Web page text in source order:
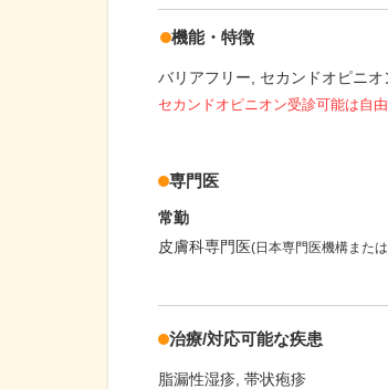
機能・特徴
バリアフリー セカンドオピニ
セカンドオピニオン受診可能は自
専門医
常勤
皮膚科専門医(日本専門医機構また
治療/対応可能な疾患
脂漏性湿疹 帯状疱疹